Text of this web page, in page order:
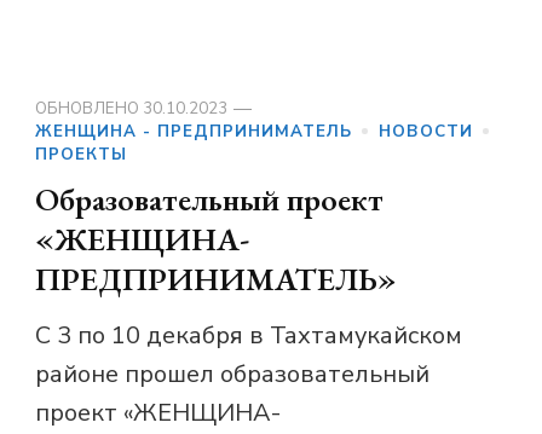
ОБНОВЛЕНО 30.10.2023
ЖЕНЩИНА - ПРЕДПРИНИМАТЕЛЬ
НОВОСТИ
ПРОЕКТЫ
Образовательный проект
«ЖЕНЩИНА-
ПРЕДПРИНИМАТЕЛЬ»
С 3 по 10 декабря в Тахтамукайском
районе прошел образовательный
проект «ЖЕНЩИНА-